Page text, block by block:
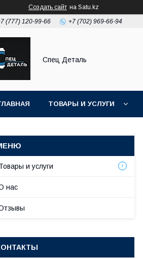
Создать сайт на Satu.kz
(777) 120-99-66 +7 (702) 969-66-94
Спец Деталь
ТОВАРЫ И УСЛУГИ
и услуги
нас